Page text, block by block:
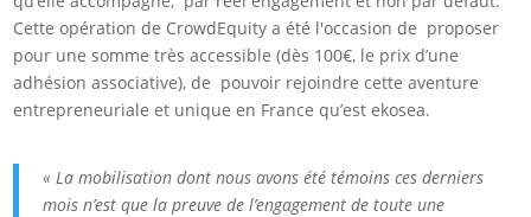
Cette opération de CrowdEquity a été l'occasion de proposer
pour une somme très accessible (dès 100€, le prix d’une
adhésion associative), de pouvoir rejoindre cette aventure
entrepreneuriale et unique en France qu’est ekosea.
« La mobilisation dont nous avons été témoins ces derniers
mois n’est que la preuve de l’engagement de toute une